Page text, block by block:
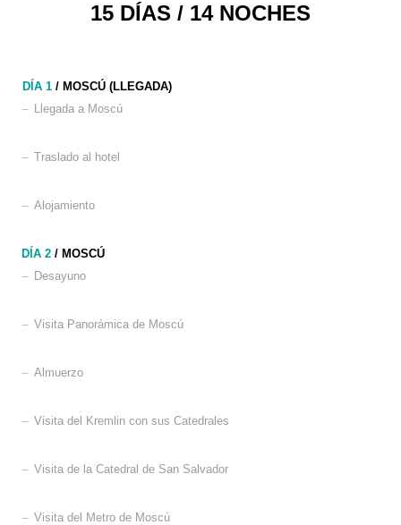
15 DÍAS / 14 NOCHES
DÍA 1 / MOSCÚ (LLEGADA)
– Llegada a Moscú
– Traslado al hotel
– Alojamiento
DÍA 2 / MOSCÚ
– Desayuno
– Visita Panorámica de Moscú
– Almuerzo
– Visita del Kremlin con sus Catedrales
– Visita de la Catedral de San Salvador
– Visita del Metro de Moscú